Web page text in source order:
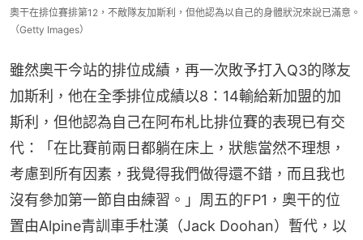
奧干在排位賽排第12，不敵隊友加斯利，但他認為以自己的身體狀況來說已滿意。
（Getty Images）
雖然奧干今站的排位成績，再一次敗予打入Q3的隊友
加斯利，他在全季排位成績以8：14輸給新加盟的加
斯利，但他認為自己在阿布札比排位賽的表現已有交
代：「在比賽前兩日都躺在床上，狀態當然不理想，
考慮到所有因素，我覺得我們做得還不錯，而且我也
沒有參加第一節自由練習。」周五的FP1，奧干的位
置由Alpine青訓車手杜漢（Jack Doohan）暫代，以